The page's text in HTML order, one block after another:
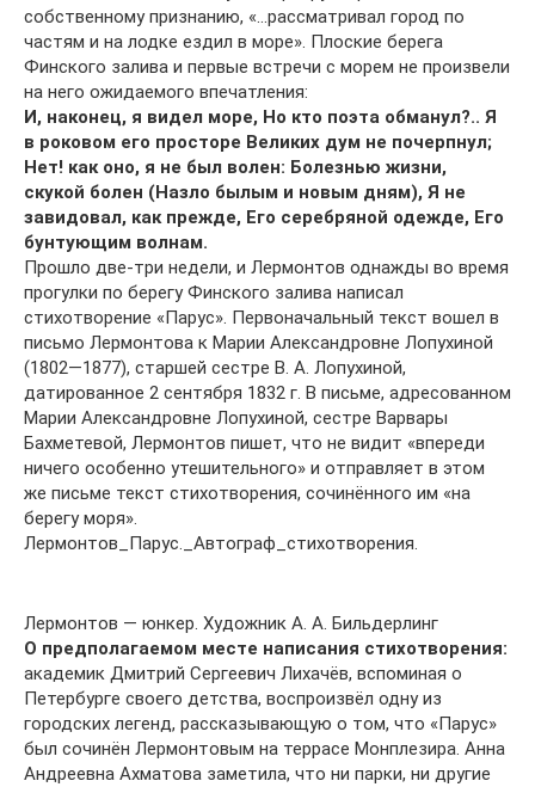
собственному признанию, «…рассматривал город по
частям и на лодке ездил в море». Плоские берега
Финского залива и первые встречи с морем не произвели
на него ожидаемого впечатления:
И, наконец, я видел море, Но кто поэта обманул?.. Я
в роковом его просторе Великих дум не почерпнул;
Нет! как оно, я не был волен: Болезнью жизни,
скукой болен (Назло былым и новым дням), Я не
завидовал, как прежде, Его серебряной одежде, Его
бунтующим волнам.
Прошло две-три недели, и Лермонтов однажды во время
прогулки по берегу Финского залива написал
стихотворение «Парус». Первоначальный текст вошел в
письмо Лермонтова к Марии Александровне Лопухиной
(1802—1877), старшей сестре В. А. Лопухиной,
датированное 2 сентября 1832 г. В письме, адресованном
Марии Александровне Лопухиной, сестре Варвары
Бахметевой, Лермонтов пишет, что не видит «впереди
ничего особенно утешительного» и отправляет в этом
же письме текст стихотворения, сочинённого им «на
берегу моря».
Лермонтов_Парус._Автограф_стихотворения.
Лермонтов — юнкер. Художник А. А. Бильдерлинг
О предполагаемом месте написания стихотворения:
академик Дмитрий Сергеевич Лихачёв, вспоминая о
Петербурге своего детства, воспроизвёл одну из
городских легенд, рассказывающую о том, что «Парус»
был сочинён Лермонтовым на террасе Монплезира. Анна
Андреевна Ахматова заметила, что ни парки, ни другие